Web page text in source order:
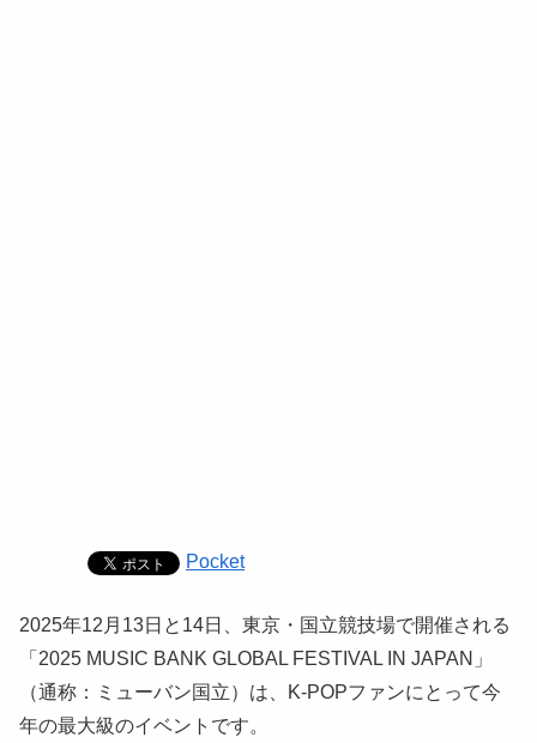
Pocket
2025年12月13日と14日、東京・国立競技場で開催される
「2025 MUSIC BANK GLOBAL FESTIVAL IN JAPAN」
（通称：ミューバン国立）は、K-POPファンにとって今
年の最大級のイベントです。